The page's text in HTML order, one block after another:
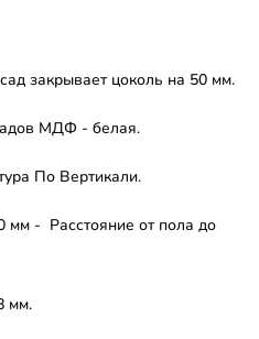
закрывает цоколь на 50 мм.
МДФ - белая.
По Вертикали.
мм - Расстояние от пола до
мм.